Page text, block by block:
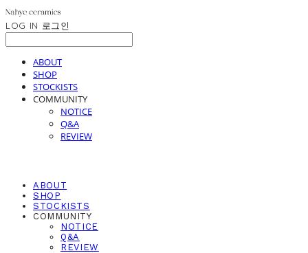
LOG IN 로그인
ABOUT
SHOP
STOCKISTS
COMMUNITY
NOTICE
Q&A
REVIEW
ABOUT
SHOP
STOCKISTS
COMMUNITY
NOTICE
Q&A
REVIEW